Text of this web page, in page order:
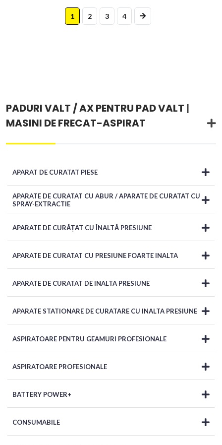
1 2 3 4
PADURI VALT / AX PENTRU PAD VALT |
MASINI DE FRECAT-ASPIRAT
APARAT DE CURATAT PIESE
APARATE DE CURATAT CU ABUR / APARATE DE CURATAT CU
SPRAY-EXTRACTIE
APARATE DE CURĂȚAT CU ÎNALTĂ PRESIUNE
APARATE DE CURATAT CU PRESIUNE FOARTE INALTA
APARATE DE CURATAT DE INALTA PRESIUNE
APARATE STATIONARE DE CURATARE CU INALTA PRESIUNE
ASPIRATOARE PENTRU GEAMURI PROFESIONALE
ASPIRATOARE PROFESIONALE
BATTERY POWER+
CONSUMABILE